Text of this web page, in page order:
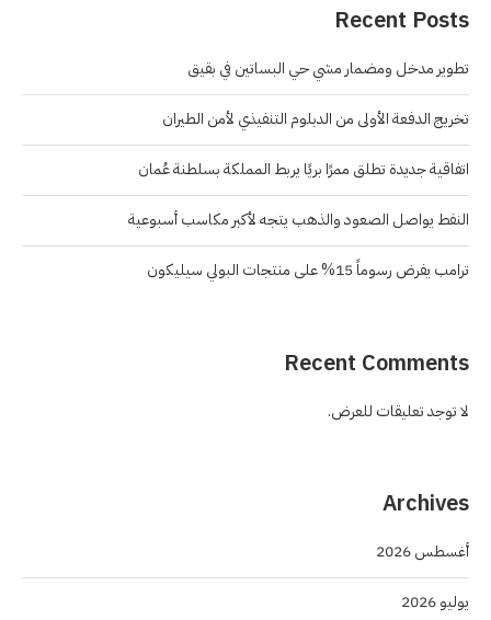
Recent Posts
تطوير مدخل ومضمار مشي حي البساتين في بقيق
تخريج الدفعة الأولى من الدبلوم التنفيذي لأمن الطيران
اتفاقية جديدة تطلق ممرًا بريًا يربط المملكة بسلطنة عُمان
النفط يواصل الصعود والذهب يتجه لأكبر مكاسب أسبوعية
ترامب يفرض رسوماً 15% على منتجات البولي سيليكون
Recent Comments
لا توجد تعليقات للعرض.
Archives
أغسطس 2026
يوليو 2026